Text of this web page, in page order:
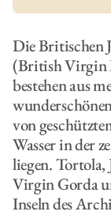
Die Britischen
(British Virgin
bestehen aus
von
Wasser in der
liegen. Tortola,
Virgin Gorda
Inseln des